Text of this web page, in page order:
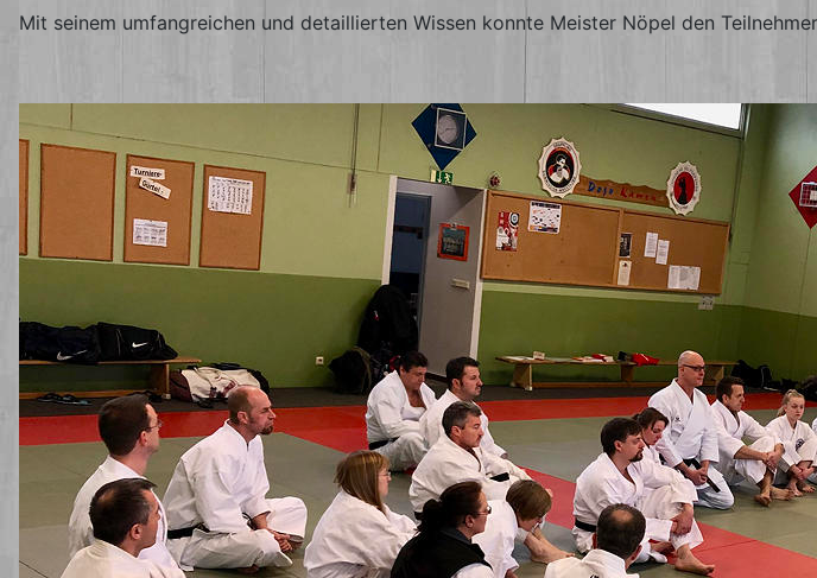
Mit seinem umfangreichen und detaillierten Wissen konnte Meister Nöpel den